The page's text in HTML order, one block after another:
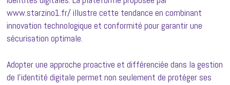
www.starzino1.fr/ illustre cette tendance en combinant
innovation technologique et conformité pour garantir une
sécurisation optimale.
Adopter une approche proactive et différenciée dans la gestion
de l’identité digitale permet non seulement de protéger ses